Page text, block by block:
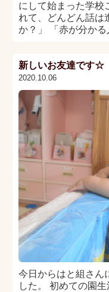
にして始まった学校
れて、どんどん話は
か？」 「赤が分か
新しいお友達です☆
2020.10.06
今日からはと組さん
した。 初めての園